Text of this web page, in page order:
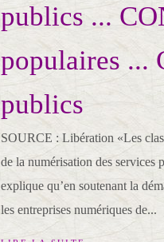
publics ...
populaires ...
publics
SOURCE : Libération «Les
de la numérisation des services
explique qu’en soutenant la
les entreprises numériques de...